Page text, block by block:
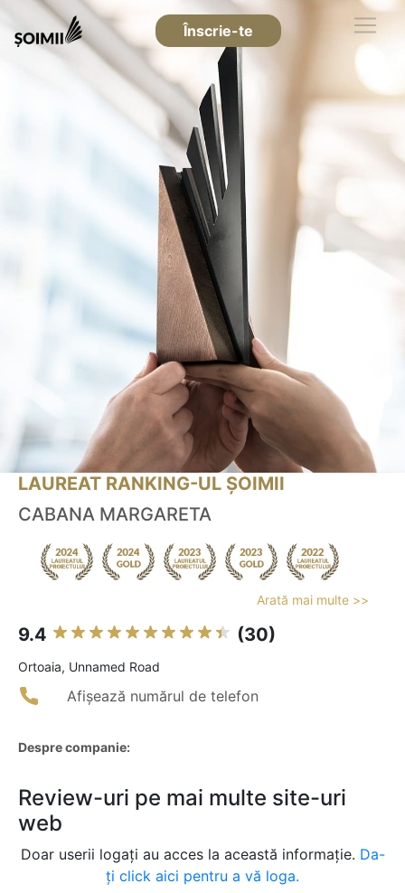
Înscrie-te
LAUREAT RANKING-UL ȘOIMII
CABANA MARGARETA
Arată mai multe >>
9.4 (30)
Ortoaia, Unnamed Road
Afișează numărul de telefon
Despre companie:
Review-uri pe mai multe site-uri
web
Doar userii logați au acces la această informație. Da-
ți click aici pentru a vă loga.